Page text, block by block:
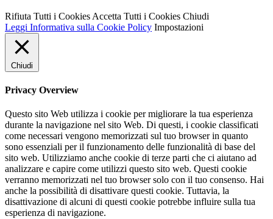
Rifiuta Tutti i Cookies Accetta Tutti i Cookies Chiudi
Leggi Informativa sulla Cookie Policy Impostazioni
Chiudi
Privacy Overview
Questo sito Web utilizza i cookie per migliorare la tua esperienza
durante la navigazione nel sito Web. Di questi, i cookie classificati
come necessari vengono memorizzati sul tuo browser in quanto
sono essenziali per il funzionamento delle funzionalità di base del
sito web. Utilizziamo anche cookie di terze parti che ci aiutano ad
analizzare e capire come utilizzi questo sito web. Questi cookie
verranno memorizzati nel tuo browser solo con il tuo consenso. Hai
anche la possibilità di disattivare questi cookie. Tuttavia, la
disattivazione di alcuni di questi cookie potrebbe influire sulla tua
esperienza di navigazione.